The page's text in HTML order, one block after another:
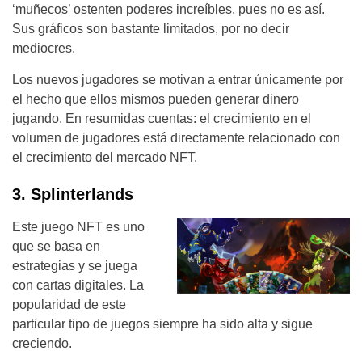
‘muñecos’ ostenten poderes increíbles, pues no es así.
Sus gráficos son bastante limitados, por no decir
mediocres.
Los nuevos jugadores se motivan a entrar únicamente por
el hecho que ellos mismos pueden generar dinero
jugando. En resumidas cuentas: el crecimiento en el
volumen de jugadores está directamente relacionado con
el crecimiento del mercado NFT.
3. Splinterlands
Este juego NFT es uno
que se basa en
estrategias y se juega
con cartas digitales. La
popularidad de este
particular tipo de juegos siempre ha sido alta y sigue
creciendo.